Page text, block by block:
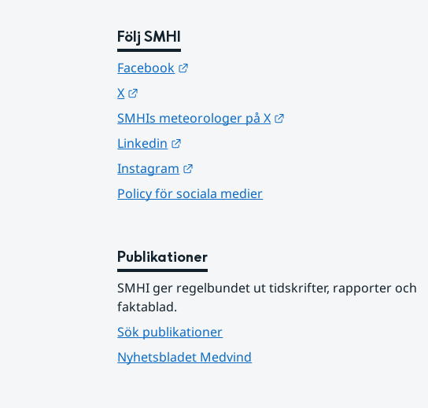
Följ SMHI
Facebook
X
SMHIs meteorologer på X
Linkedin
Instagram
Policy för sociala medier
Publikationer
SMHI ger regelbundet ut tidskrifter, rapporter och
faktablad.
Sök publikationer
Nyhetsbladet Medvind